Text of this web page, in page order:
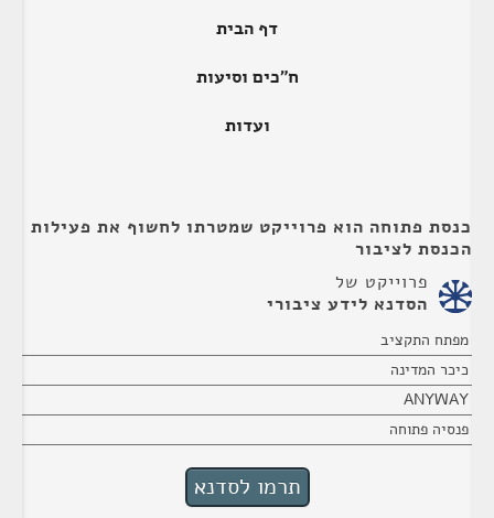
דף הבית
ח"כים וסיעות
ועדות
כנסת פתוחה הוא פרוייקט שמטרתו לחשוף את פעילות
הכנסת לציבור
פרוייקט של
הסדנא לידע ציבורי
מפתח התקציב
כיכר המדינה
ANYWAY
פנסיה פתוחה